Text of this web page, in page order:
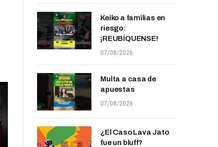
Keiko a familias en
riesgo:
¡REUBÍQUENSE!
07/08/2026
Multa a casa de
apuestas
07/08/2026
¿El Caso Lava Jato
fue un bluff?